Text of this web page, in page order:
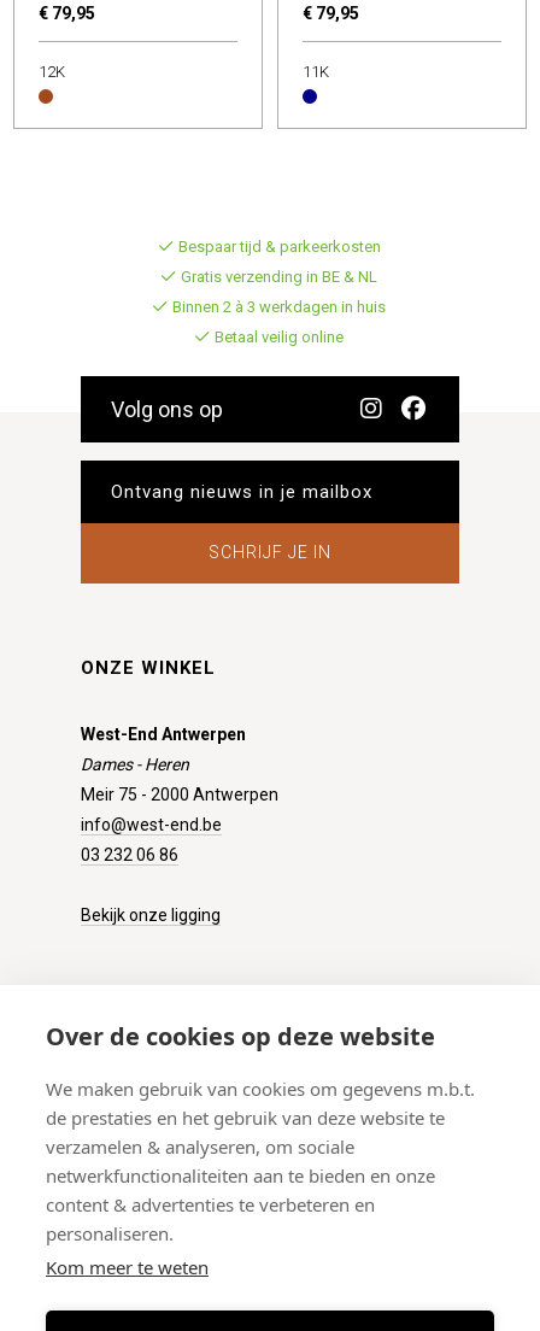
Over de cookies op deze website
We maken gebruik van cookies om gegevens m.b.t.
de prestaties en het gebruik van deze website te
verzamelen & analyseren, om sociale
netwerkfunctionaliteiten aan te bieden en onze
content & advertenties te verbeteren en
personaliseren.
Kom meer te weten
€ 79,95
12K
€ 79,95
11K
Bespaar tijd & parkeerkosten
Gratis verzending in BE & NL
Binnen 2 à 3 werkdagen in huis
Betaal veilig online
Volg ons op
SCHRIJF JE IN
ONZE WINKEL
West-End Antwerpen
Dames - Heren
Meir 75 - 2000 Antwerpen
info@west-end.be
03 232 06 86
Bekijk onze ligging
Verzenden
Retourneren
Betalen
Veelgestelde vragen